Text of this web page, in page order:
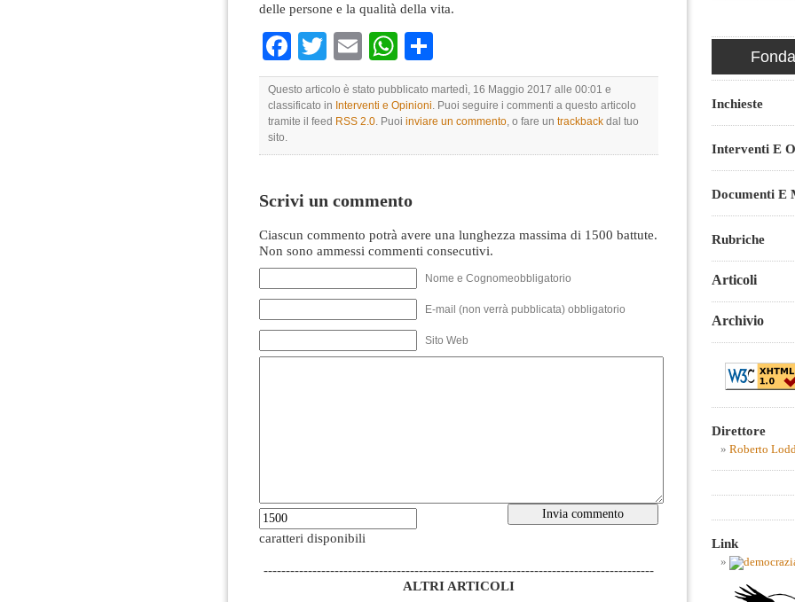
delle persone e la qualità della vita.
Facebook
TwitterEmailWhatsApp
Questo articolo è stato pubblicato martedì, 16 Maggio 2017 alle 00:01 e
classificato in Interventi e Opinioni. Puoi seguire i commenti a questo articolo
tramite il feed RSS 2.0. Puoi inviare un commento, o fare un trackback dal tuo
sito.
Scrivi un commento
Ciascun commento potrà avere una lunghezza massima di 1500 battute.
Non sono ammessi commenti consecutivi.
Nome e Cognomeobbligatorio
E-mail (non verrà pubblicata) obbligatorio
Sito Web
caratteri disponibili
----------------------------------------------------------------------------------------
ALTRI ARTICOLI
Inchieste
Interventi E
Documenti E
Rubriche
Articoli
Archivio
Direttore
Roberto
Link